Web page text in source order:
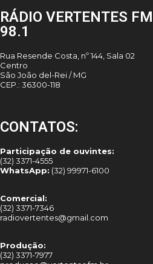
RÁDIO VERTENTES FM
98.1
Rua Resende Costa, nº 144, Sala 02
Centro
São João del-Rei / MG
CEP.: 36300-118
CONTATOS:
Participação de ouvintes:
(32) 3371-4555
WhatsApp: (32) 99971-6100
Comercial:
(32) 3371-7346
radiovertentes@gmail.com
Produção:
(32) 3371-7977